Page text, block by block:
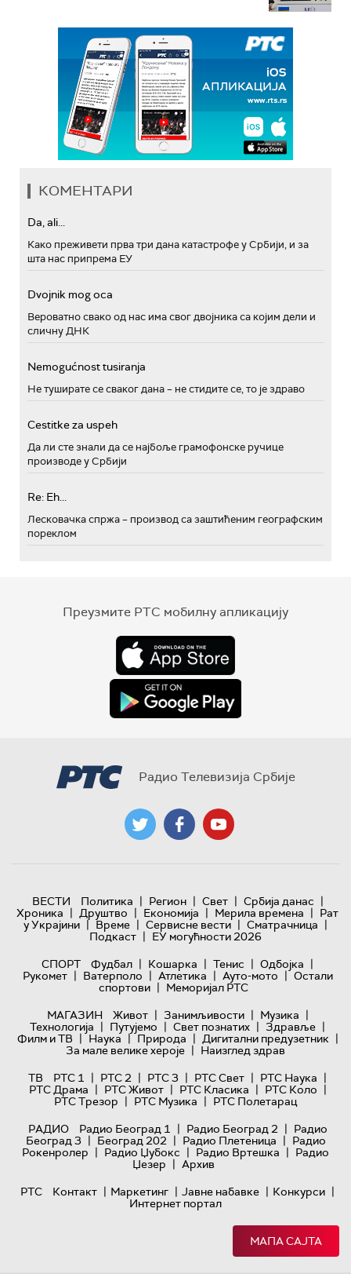
КОМЕНТАРИ
Da, ali...
Како преживети прва три дана катастрофе у Србији, и за
шта нас припрема ЕУ
Dvojnik mog oca
Вероватно свако од нас има свог двојника са којим дели и
сличну ДНК
Nemogućnost tusiranja
Не туширате се сваког дана – не стидите се, то је здраво
Cestitke za uspeh
Да ли сте знали да се најбоље грамофонске ручице
производе у Србији
Re: Eh...
Лесковачка спржа – производ са заштићеним географским
пореклом
Преузмите РТС мобилну апликацију
Радио Телевизија Србије
ВЕСТИ Политика | Регион | Свет | Србија данас |
Хроника | Друштво | Економија | Мерила времена | Рат
у Украјини | Време | Сервисне вести | Сматрачница |
Подкаст | ЕУ могућности 2026
СПОРТ
Фудбал | Кошарка | Тенис | Одбојка |
Рукомет | Ватерполо | Атлетика | Ауто-мото | Остали
спортови | Меморијал РТС
МАГАЗИН
Живот | Занимљивости | Музика |
Технологијa | Путујемо | Свет познатих | Здравље |
Филм и ТВ | Наука | Природа | Дигитални предузетник |
За мале велике хероје | Наизглед здрав
ТВ
РТС 1 | РТС 2 | РТС 3 | РТС Свет | РТС Наука |
РТС Драма | РТС Живот | РТС Класика | РТС Коло |
РТС Трезор | РТС Музика | РТС Полетарац
РАДИО
Радио Београд 1 | Радио Београд 2 | Радио
Београд 3 | Београд 202 | Радио Плетеница | Радио
Рокенролер | Радио Џубокс | Радио Вртешка | Радио
Џезер | Архив
РТС
Контакт | Маркетинг | Јавне набавке | Конкурси |
Интернет портал
МАПА САЈТА